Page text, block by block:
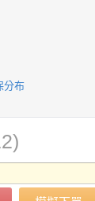
分布